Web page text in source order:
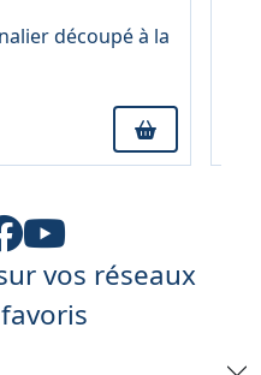
découpé à la
vos réseaux